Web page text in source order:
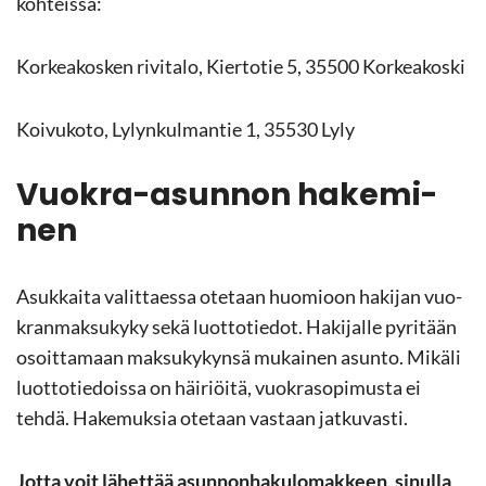
Kor­kea­kos­ken ri­vi­ta­lo, Kier­to­tie 5, 35500 Kor­kea­kos­ki
Koi­vu­ko­to, Ly­lyn­kul­man­tie 1, 35530 Lyly
Vuokra-​asunnon ha­ke­mi­
nen
Asuk­kai­ta va­lit­taes­sa ote­taan huo­mioon ha­ki­jan vuo­
kran­mak­su­ky­ky sekä luot­to­tie­dot. Ha­ki­jal­le py­ri­tään
osoit­ta­maan mak­su­ky­kyn­sä mu­kai­nen asun­to. Mi­kä­li
luot­to­tie­dois­sa on häi­riöi­tä, vuo­kra­so­pi­mus­ta ei
tehdä. Ha­ke­muk­sia ote­taan vas­taan jat­ku­vas­ti.
Jotta voit lä­het­tää asun­non­ha­ku­lo­mak­keen, si­nul­la